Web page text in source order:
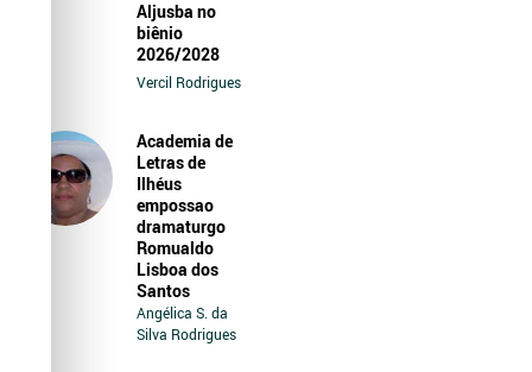
Aljusba no
biênio
2026/2028
Vercil Rodrigues
Academia de
Letras de
Ilhéus
empossao
dramaturgo
Romualdo
Lisboa dos
Santos
Angélica S. da
Silva Rodrigues